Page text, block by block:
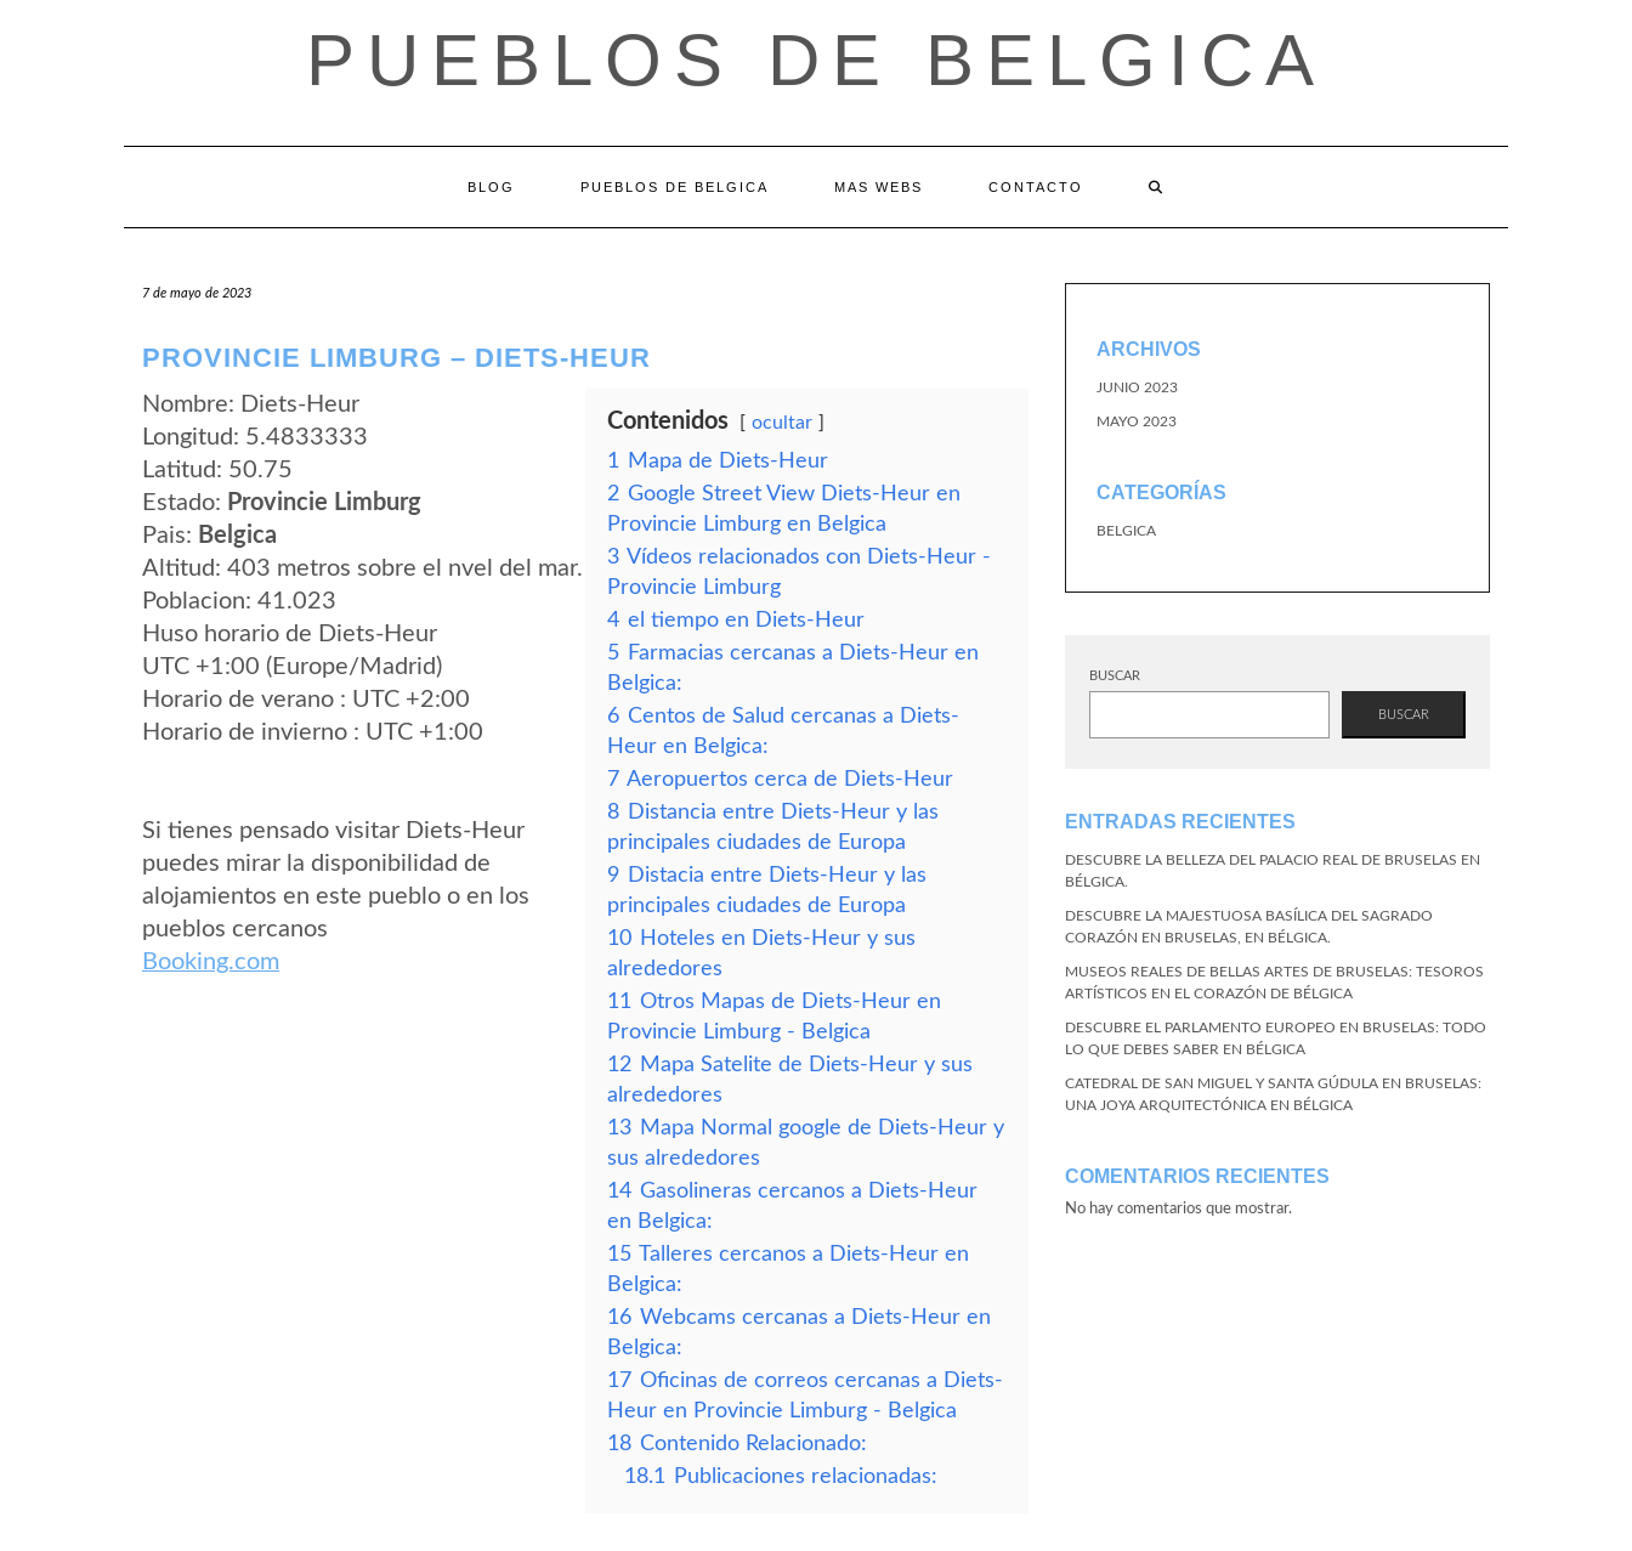
PUEBLOS DE BELGICA
BLOG PUEBLOS DE BELGICA MAS WEBS CONTACTO
7 de mayo de 2023
PROVINCIE LIMBURG – DIETS-HEUR
Nombre: Diets-Heur
Longitud: 5.4833333
Latitud: 50.75
Estado: Provincie Limburg
Pais: Belgica
Altitud: 403 metros sobre el nvel del mar.
Poblacion: 41.023
Huso horario de Diets-Heur
UTC +1:00 (Europe/Madrid)
Horario de verano : UTC +2:00
Horario de invierno : UTC +1:00
Si tienes pensado visitar Diets-Heur
puedes mirar la disponibilidad de
alojamientos en este pueblo o en los
pueblos cercanos
Booking.com
Contenidos ocultar
1
Mapa de Diets-Heur
2 Google Street View Diets-Heur en
Provincie Limburg en Belgica
3 Vídeos relacionados con Diets-Heur -
Provincie Limburg
4 el tiempo en Diets-Heur
5 Farmacias cercanas a Diets-Heur en
Belgica:
6 Centos de Salud cercanas a Diets-
Heur en Belgica:
7 Aeropuertos cerca de Diets-Heur
8 Distancia entre Diets-Heur y las
principales ciudades de Europa
9 Distacia entre Diets-Heur y las
principales ciudades de Europa
10 Hoteles en Diets-Heur y sus
alrededores
11 Otros Mapas de Diets-Heur en
Provincie Limburg - Belgica
12 Mapa Satelite de Diets-Heur y sus
alrededores
13 Mapa Normal google de Diets-Heur y
sus alrededores
14 Gasolineras cercanos a Diets-Heur
en Belgica:
15 Talleres cercanos a Diets-Heur en
Belgica:
16 Webcams cercanas a Diets-Heur en
Belgica:
17 Oficinas de correos cercanas a Diets-
Heur en Provincie Limburg - Belgica
18 Contenido Relacionado:
18.1
Publicaciones relacionadas:
ARCHIVOS
JUNIO 2023
MAYO 2023
CATEGORÍAS
BELGICA
BUSCAR
BUSCAR
ENTRADAS RECIENTES
DESCUBRE LA BELLEZA DEL PALACIO REAL DE BRUSELAS EN
BÉLGICA.
DESCUBRE LA MAJESTUOSA BASÍLICA DEL SAGRADO
CORAZÓN EN BRUSELAS, EN BÉLGICA.
MUSEOS REALES DE BELLAS ARTES DE BRUSELAS: TESOROS
ARTÍSTICOS EN EL CORAZÓN DE BÉLGICA
DESCUBRE EL PARLAMENTO EUROPEO EN BRUSELAS: TODO
LO QUE DEBES SABER EN BÉLGICA
CATEDRAL DE SAN MIGUEL Y SANTA GÚDULA EN BRUSELAS:
UNA JOYA ARQUITECTÓNICA EN BÉLGICA
COMENTARIOS RECIENTES
No hay comentarios que mostrar.